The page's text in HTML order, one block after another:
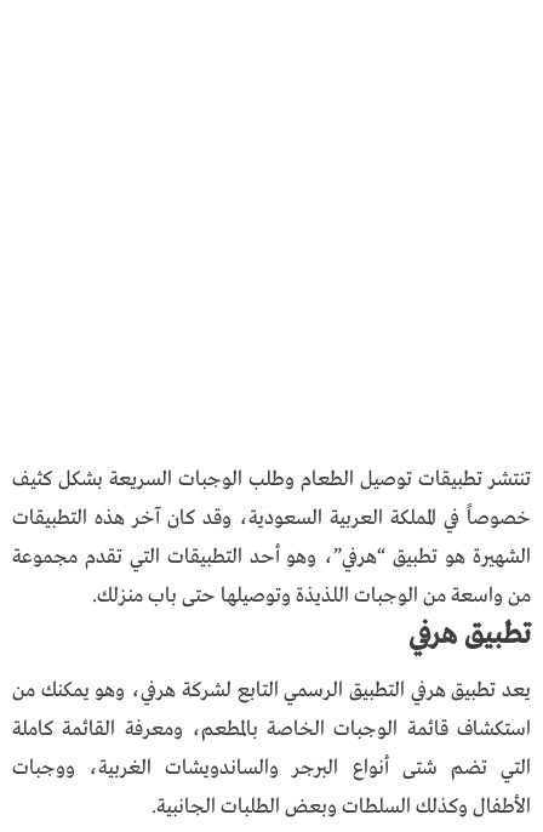
تنتشر تطبيقات توصيل الطعام وطلب الوجبات السريعة بشكل كثيف
خصوصاً في المملكة العربية السعودية، وقد كان آخر هذه التطبيقات
الشهيرة هو تطبيق “هرفي”، وهو أحد التطبيقات التي تقدم مجموعة
من واسعة من الوجبات اللذيذة وتوصيلها حتى باب منزلك.
تطبيق هرفي
يعد تطبيق هرفي التطبيق الرسمي التابع لشركة هرفي، وهو يمكنك من
استكشاف قائمة الوجبات الخاصة بالمطعم، ومعرفة القائمة كاملة
التي تضم شتى أنواع البرجر والساندويشات الغربية، ووجبات
الأطفال وكذلك السلطات وبعض الطلبات الجانبية.